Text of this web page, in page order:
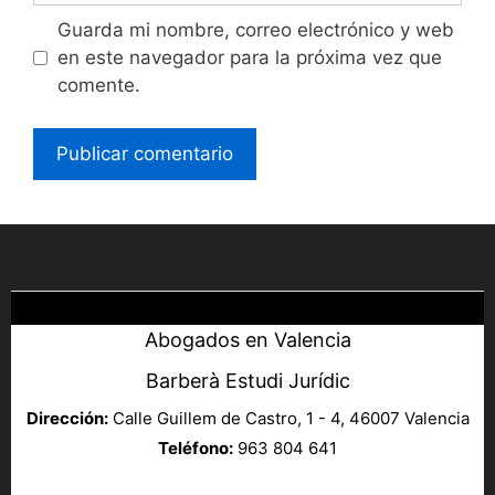
Guarda mi nombre, correo electrónico y web
en este navegador para la próxima vez que
comente.
Abogados en Valencia
Barberà Estudi Jurídic
Dirección: Calle Guillem de Castro, 1 - 4, 46007 Valencia
Teléfono: 963 804 641